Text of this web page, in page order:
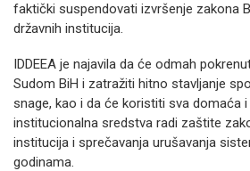
faktički suspendovati izvršenje zakona
državnih institucija.
IDDEEA je najavila da će odmah
Sudom BiH i zatražiti hitno stavljanje
snage, kao i da će koristiti sva domaća
institucionalna sredstva radi zaštite
institucija i sprečavanja urušavanja
godinama.